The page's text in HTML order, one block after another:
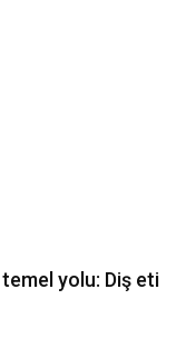
yolu: Diş eti